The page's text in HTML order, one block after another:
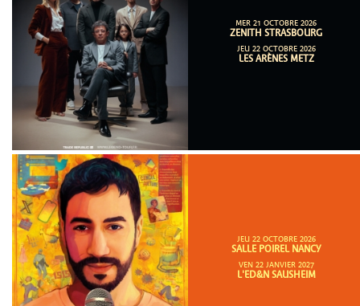
MER 21 OCTOBRE 2026
ZENITH STRASBOURG
JEU 22 OCTOBRE 2026
LES ARÈNES METZ
JEU 22 OCTOBRE 2026
SALLE POIREL NANCY
VEN 22 JANVIER 2027
L'ED&N SAUSHEIM